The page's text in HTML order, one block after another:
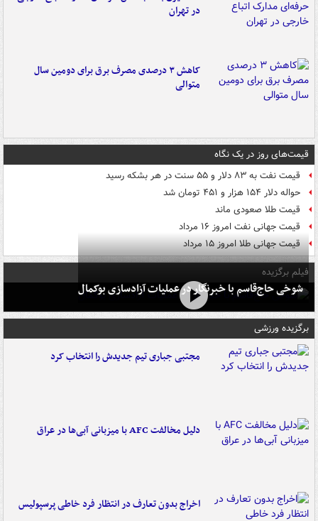
در تهران
کاهش ۳ درصدی مصرف برق برای دومین سال
متوالی
قیمت‌های روز در یک نگاه
قیمت نفت به ۸۳ دلار و ۵۵ سنت در هر بشکه رسید
حواله دلار ۱۵۴ هزار و ۴۵۱ تومان شد
قیمت طلا صعودی ماند
قیمت جهانی نفت امروز ۱۶ مرداد
قیمت جهانی طلا امروز ۱۵ مرداد
فیلم برگزیده
شوخی حاج‌قاسم با خبرنگار در عملیات آزادسازی بوکمال
برگزیده ورزشی
مجتبی جباری تیم جدیدش را انتخاب کرد
دلیل مخالفت AFC با میزبانی آبی‌ها در عراق
اخراج بدون تعارف در انتظار فرد خاطی پرسپولیس